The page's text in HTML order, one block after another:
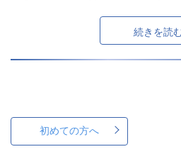
続きを読
初めての方へ